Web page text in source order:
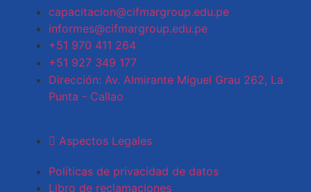
capacitacion@cifmargroup.edu.pe
informes@cifmargroup.edu.pe
+51 970 411 264
+51 927 349 177
Dirección: Av. Almirante Miguel Grau 262, La
Punta - Callao
Aspectos Legales
Políticas de privacidad de datos
Libro de reclamaciones